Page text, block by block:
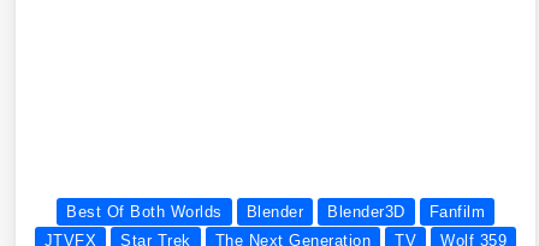
Best Of Both Worlds Blender Blender3D
Fanfilm
JTVFX
Star Trek The Next Generation TV Wolf 359